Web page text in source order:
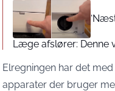
Læge afslører: Denne
Elregningen har det
apparater der bruger